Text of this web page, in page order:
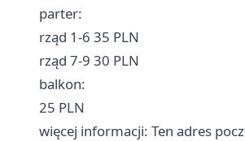
parter:
rząd 1-6 35 PLN
rząd 7-9 30 PLN
balkon:
25 PLN
więcej informacji: Ten adres